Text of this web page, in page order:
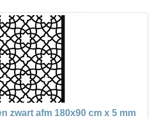
zwart afm 180x90 cm x 5 mm